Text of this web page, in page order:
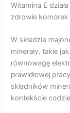
Witamina E
zdrowie komórek
W składzie
minerały, takie
równowagę
prawidłowej
składników
kontekście